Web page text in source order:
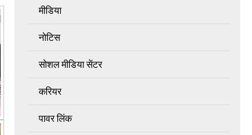
Links
मीडिया
नोटिस
सोशल मीडिया सेंटर
करियर
पावर लिंक